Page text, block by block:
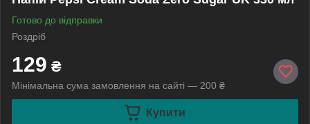
Готово до відправки
Роздріб
129 ₴
Мінімальна сума замовлення на сайті — 200 ₴
Купити